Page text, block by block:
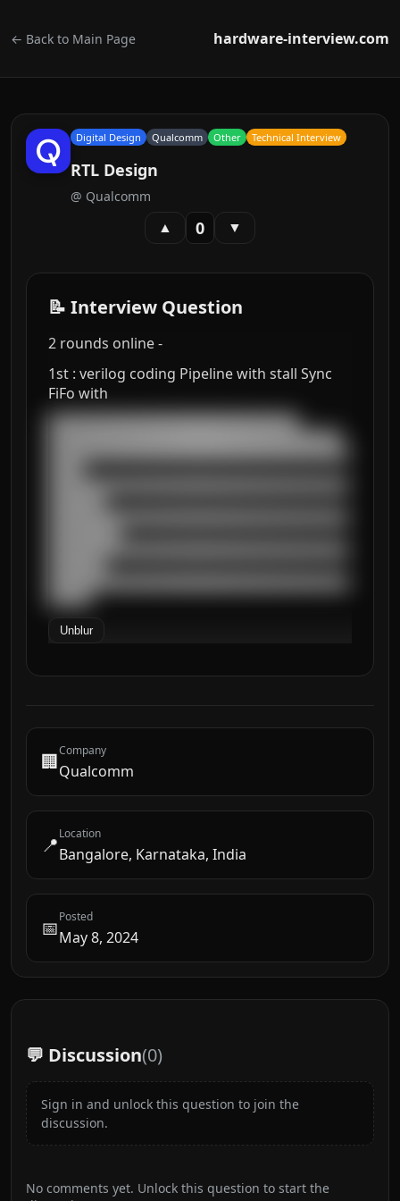
← Back to Main Page hardware-interview.com
Digital Design Qualcomm Other Technical Interview
RTL Design
@ Qualcomm
▲ 0 ▼
📝 Interview Question
2 rounds online -
1st : verilog coding Pipeline with stall Sync
FiFo with
███████████████████████████████████
█████████████████████████████████████████
██████████████████████████████████████████
██████
Unblur
🏢Company
Qualcomm
📍Location
Bangalore, Karnataka, India
📅Posted
May 8, 2024
💬 Discussion(0)
Sign in and unlock this question to join the
discussion.
No comments yet. Unlock this question to start the